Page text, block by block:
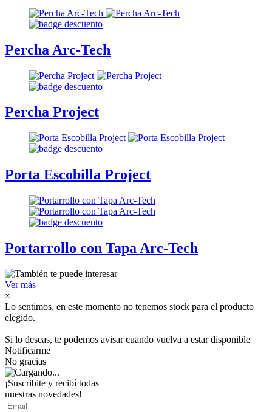
Percha Arc-Tech
Percha Project
Porta Escobilla Project
Portarrollo con Tapa Arc-Tech
Ver más
×
Lo sentimos, en este momento no tenemos stock para el producto
elegido.
Si lo deseas, te podemos avisar cuando vuelva a estar disponible
Notificarme
No gracias
¡Suscribite y recibí todas
nuestras novedades!